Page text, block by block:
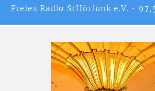
Freies Radio StHörfunke.V. •